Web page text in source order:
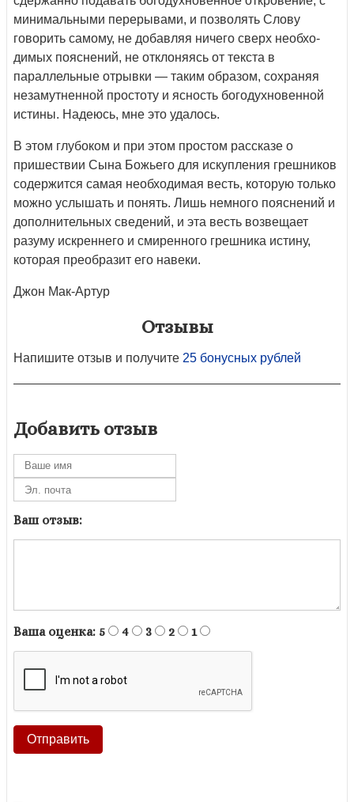
минимальными перерывами, и по­зволять Слову
говорить самому, не добавляя ничего сверх необхо­
димых пояснений, не отклоняясь от текста в
параллельные отрыв­ки — таким образом, сохраняя
незамутненной простоту и ясность богодухновенной
истины. Надеюсь, мне это удалось.
В этом глубоком и при этом простом рассказе о
пришествии Сына Божьего для искупления грешников
содержится самая необходимая весть, которую только
можно услышать и понять. Лишь немного пояс­нений и
дополнительных сведений, и эта весть возвещает
разуму искрен­него и смиренного грешника истину,
которая преобразит его навеки.
Джон Мак-Артур
Отзывы
Напишите отзыв и получите 25 бонусных рублей
Добавить отзыв
Ваш отзыв:
Ваша оценка: 5 4 3 2 1